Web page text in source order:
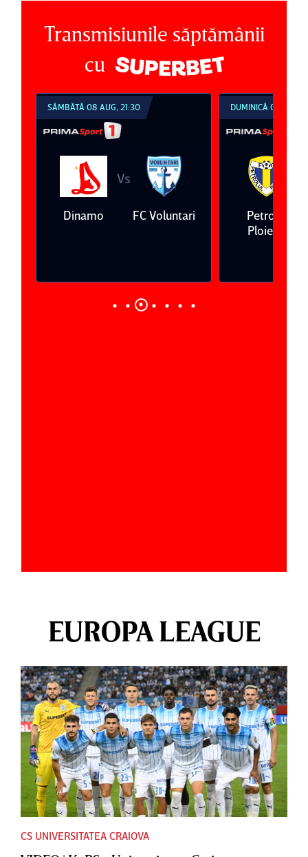
Transmisiunile săptămânii
cu
SÂMBĂTĂ 08 AUG, 21:30
Dinamo
Vs
FC Voluntari
DUMINICĂ 09 AUG,
Petrolul
Ploieşti
EUROPA LEAGUE
CS UNIVERSITATEA CRAIOVA